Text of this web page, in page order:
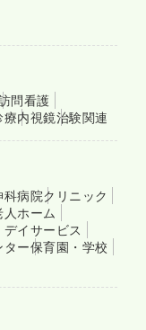
問看護
療内視鏡治験関連
科病院クリニック
ホーム
イサービス
ター保育園・学校